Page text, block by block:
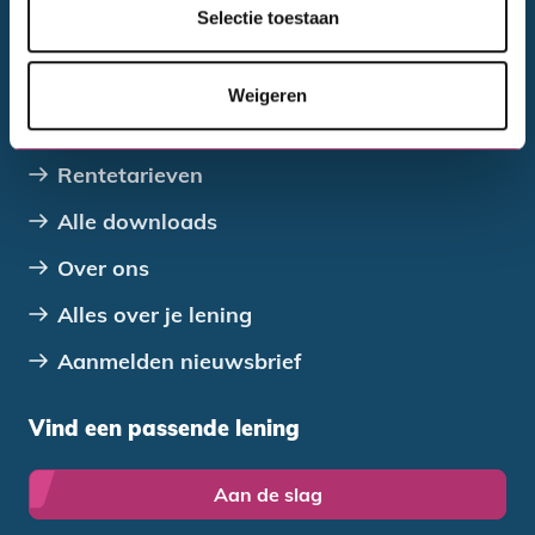
Selectie toestaan
Weigeren
Ook handig
Veelgestelde vragen
Rentetarieven
Alle downloads
Over ons
Alles over je lening
Aanmelden nieuwsbrief
Vind een passende lening
Aan de slag